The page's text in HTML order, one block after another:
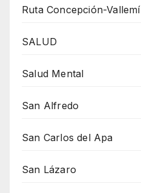
Ruta Concepción-Vallemí
SALUD
Salud Mental
San Alfredo
San Carlos del Apa
San Lázaro